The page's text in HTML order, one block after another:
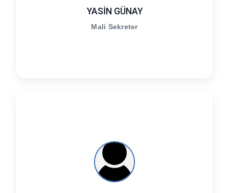
YASİN GÜNAY
Mali Sekreter